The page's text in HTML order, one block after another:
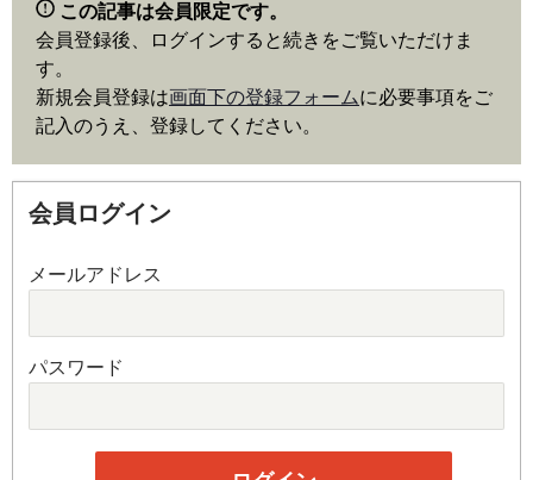
この記事は会員限定です。
会員登録後、ログインすると続きをご覧いただけま
す。
新規会員登録は画面下の登録フォームに必要事項をご
記入のうえ、登録してください。
会員ログイン
メールアドレス
パスワード